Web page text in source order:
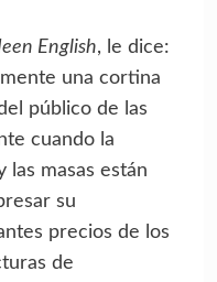
English, le dice:
una cortina
público de las
cuando la
las masas están
su
precios de los
de